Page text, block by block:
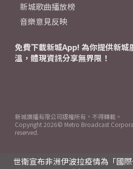
世衛宣布非洲伊波拉疫情為「國
新城歌曲播放榜
音樂意見反映
免費下載新城App! 為你提供新城
溫，體現資訊分享無界限！
新城廣播有限公司版權所有，不得轉載。
Copyright 2026© Metro Broadcast
reserved.